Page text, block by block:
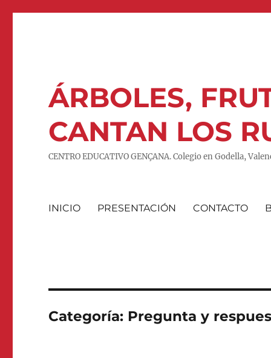
ÁRBOLES,
CANTAN LOS
CENTRO EDUCATIVO GENÇANA. Colegio en Godella,
INICIO PRESENTACIÓN CONTACTO
Categoría: Pregunta y